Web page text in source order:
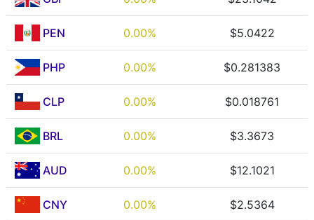
PEN 0.00% $5.0422
PHP 0.00% $0.281383
CLP 0.00% $0.018761
BRL 0.00% $3.3673
AUD 0.00% $12.1021
CNY 0.00% $2.5364